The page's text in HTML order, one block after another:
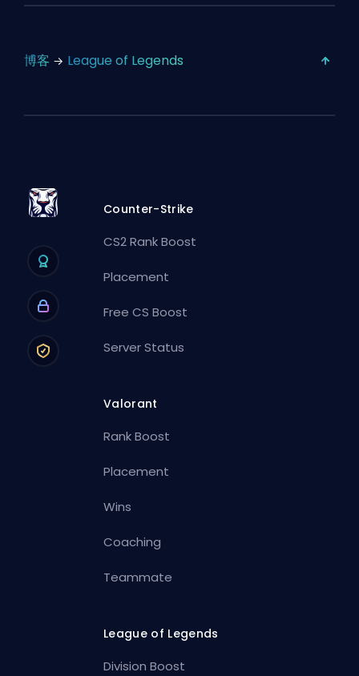
博客 League of Legends
Counter-Strike
CS2 Rank Boost
Placement
Free CS Boost
Server Status
Valorant
Rank Boost
Placement
Wins
Coaching
Teammate
League of Legends
Division Boost